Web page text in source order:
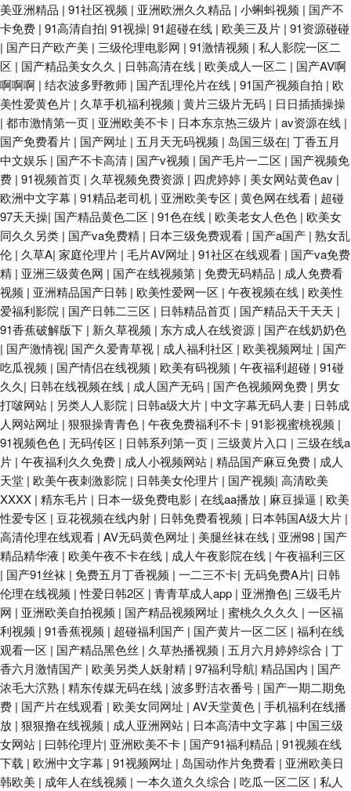
美亚洲精品 | 91社区视频 | 亚洲欧洲久久精品 | 小蝌蚪视频 | 国产不
卡免费 | 91高清自拍| 91视操| 91超碰在线 | 欧美三及片 | 91资源碰碰
| 国产日产欧产美 | 三级伦理电影网 | 91激情视频 | 私人影院一区二
区 | 国产精品美女久久 | 日韩高清在线 | 欧美成人一区二 | 国产AV啊
啊啊啊 | 结衣波多野教师 | 国产乱理伦片在线 | 91国产视频自拍 | 欧
美性爱黄色片 | 久草手机福利视频 | 黄片三级片无码 | 日日插插操操
| 都市激情第一页 | 亚洲欧美不卡 | 日本东京热三级片 | av资源在线 |
国产免费看片 | 国产网址 | 五月天无码视频 | 岛国三级在| 丁香五月
中文娱乐 | 国产不卡高清 | 国产v视频 | 国产毛片一二区 | 国产视频免
费 | 91视频首页 | 久草视频免费资源 | 四虎婷婷 | 美女网站黄色av |
欧洲中文字幕 | 91精品老司机 | 亚洲欧美专区 | 黄色网在线看 | 超碰
97天天操| 国产精品黄色二区 | 91色在线 | 欧美老女人色色 | 欧美女
同久久另类 | 国产va免费精 | 日本三级免费观看 | 国产a国产 | 熟女乱
伦 | 久草A| 家庭伦理片 | 毛片AV网址 | 91社区在线观看 | 国产va免费
精 | 亚洲三级黄色网 | 国产在线视频第 | 免费无码精品 | 成人免费看
视频 | 亚洲精品国产日韩 | 欧美性爱网一区 | 午夜视频在线 | 欧美性
爱福利影院 | 国产日韩二三区 | 日韩精品首页 | 国产精品天干天天 |
91香蕉破解版下 | 新久草视频 | 东方成人在线资源 | 国产在线奶奶色
| 国产激情视| 国产久爱青草视 | 成人福利社区 | 欧美视频网址 | 国产
吃瓜视频 | 国产情侣在线视频 | 欧美有码视频 | 午夜福利超碰 | 91碰
久久 | 日韩在线视频在线 | 成人国产无码 | 国产色视频网免费 | 男女
打啵网站 | 另类人人影院 | 日韩a级大片 | 中文字幕无码人妻 | 日韩成
人网站网址 | 狠狠操青青色 | 午夜免费福利不卡 | 91影视蜜桃视频 |
91视频色色 | 无码传区 | 日韩系列第一页 | 三级黄片入口 | 三级在线a
片 | 午夜福利久久免费 | 成人小视频网站 | 精品国产麻豆免费 | 成人
天堂 | 欧美午夜刺激影院 | 日韩美女伦理片 | 国产视频| 高清欧美
XXXX | 精东毛片 | 日本一级免费电影 | 在线aa播放 | 麻豆操逼 | 欧美
性爱专区 | 豆花视频在线内射 | 日韩免费看视频 | 日本韩国A级大片 |
高清伦理在线观看 | AV无码黄色网址 | 美腿丝袜在线 | 亚洲98 | 国产
精品精华液 | 欧美午夜不卡在线 | 成人午夜影院在线 | 午夜福利三区
| 国产91丝袜 | 免费五月丁香视频 | 一二三不卡| 无码免费A片| 日韩
伦理在线视频 |性爱日韩2区 | 青青草成人app | 亚洲撸色| 三级毛片
网 | 亚洲欧美自拍视频 | 国产精品视频网址 | 蜜桃久久久久 | 一区福
利视频 | 91香蕉视频 | 超碰福利国产 | 国产黄片一区二区 | 福利在线
观看一区 | 国产精品黑色丝 | 久草热播视频 | 五月六月婷婷综合 | 丁
香六月激情国产 | 欧美另类人妖射精 | 97福利导航| 精品国内 | 国产
浓毛大泬熟 | 精东传媒无码在线 | 波多野洁衣番号 | 国产一期二期免
费 | 国产片在线观看 | 欧美女同网址 | AV天堂黄色 | 手机福利在线播
放 | 狠狠撸在线视频 | 成人亚洲网站 | 日本高清中文字幕 | 中国三级
女网站 | 曰韩伦理片| 亚洲欧美不卡 | 国产91福利精品 | 91视频在线
下载 | 欧洲中文字幕 | 91视频网址 | 岛国动作片免费看 | 亚洲欧美日
韩欧美 | 成年人在线视频 | 一本久道久久综合 | 吃瓜一区二区 | 私人